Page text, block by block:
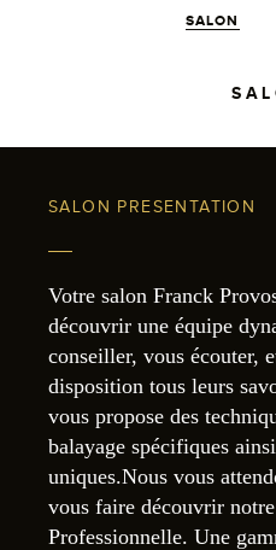
SALON
SALON PRESENTATION
Votre salon Franck
découvrir une équipe
conseiller, vous écouter,
disposition tous leurs
vous propose des
balayage spécifiques
uniques.Nous vous
vous faire découvrir
Professionnelle. Une